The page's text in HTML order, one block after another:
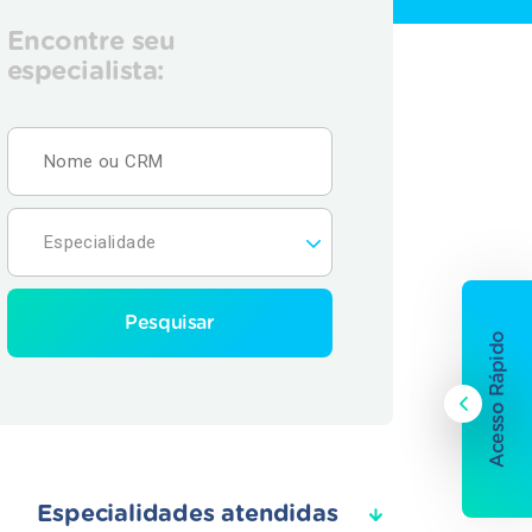
Acesso Rápido
Encontre seu
especialista:
Pesquisar
Especialidades atendidas